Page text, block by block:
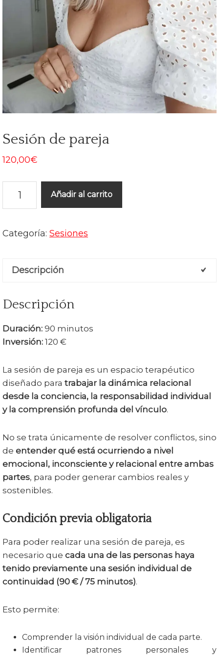
Sesión de pareja
120,00€
cantidad
Añadir al carrito
Categoría: Sesiones
Descripción
Descripción
Duración: 90 minutos
Inversión: 120 €
La sesión de pareja es un espacio terapéutico
diseñado para trabajar la dinámica relacional
desde la conciencia, la responsabilidad individual
y la comprensión profunda del vínculo.
No se trata únicamente de resolver conflictos, sino
de entender qué está ocurriendo a nivel
emocional, inconsciente y relacional entre ambas
partes, para poder generar cambios reales y
sostenibles.
Condición previa obligatoria
Para poder realizar una sesión de pareja, es
necesario que cada una de las personas haya
tenido previamente una sesión individual de
continuidad (90 € / 75 minutos).
Esto permite:
Comprender la visión individual de cada parte.
Identificar patrones personales y